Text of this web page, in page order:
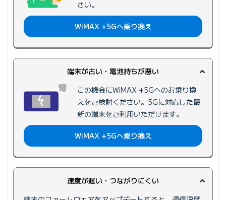
さい。
WiMAX +5Gへ乗り換え
端末が古い・電池持ちが悪い
この機会にWiMAX +5Gへのお乗り換
えをご検討ください。5Gに対応した最
新の端末をご利用いただけます。
WiMAX +5Gへ乗り換え
速度が遅い・つながりにくい